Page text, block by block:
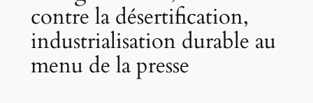
contre la désertification,
industrialisation durable au
menu de la presse